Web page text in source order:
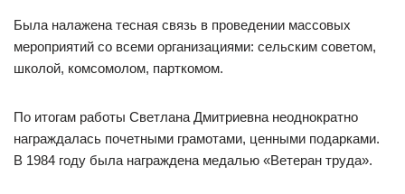
Была налажена тесная связь в проведении массовых
мероприятий со всеми организациями: сельским советом,
школой, комсомолом, парткомом.
По итогам работы Светлана Дмитриевна неоднократно
награждалась почетными грамотами, ценными подарками.
В 1984 году была награждена медалью «Ветеран труда».